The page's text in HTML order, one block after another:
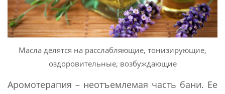
Масла делятся на расслабляющие, тонизирующие,
оздоровительные, возбуждающие
Аромотерапия – неотъемлемая часть бани. Ее